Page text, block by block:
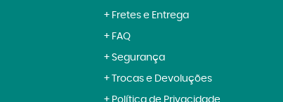
Fretes e Entrega
FAQ
Segurança
Trocas e Devoluções
Política de Privacidade